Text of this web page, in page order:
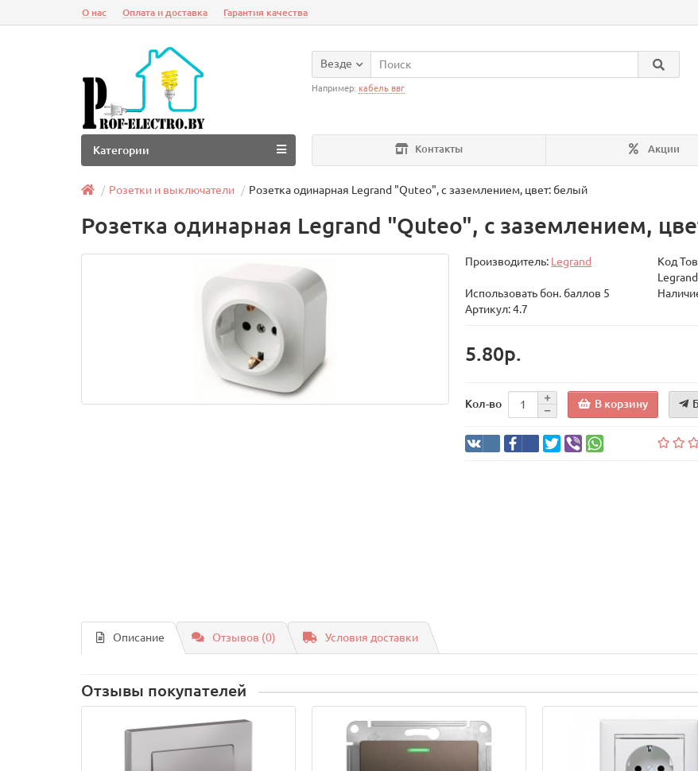
О нас Оплата и доставка Гарантия качества
Везде
Например: кабель ввг
Контакты Акции
Категории
Розетки и выключатели Розетка одинарная Legrand "Quteo", с заземлением, цвет: белый
Розетка одинарная Legrand "Quteo", с заземлением,
Производитель: Legrand Код
Использовать бон. баллов 5
Артикул: 4.7
5.80р.
Кол-во В корзину
Описание Отзывов (0) Условия доставки
Отзывы покупателей